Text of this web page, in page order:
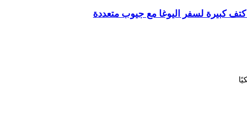
كبيرة لسفر اليوغا مع جيوب متعددة